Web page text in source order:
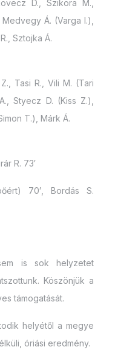
D., Szikora M.,
Á. (Varga I.),
Sztojka Á.
Tasi R., Vili M. (Tari
Styecz D. (Kiss Z.),
T.), Márk Á.
R. 73′
70′, Bordás S.
is sok helyzetet
Köszönjük a
támogatását.
helyétől a megye
óriási eredmény.